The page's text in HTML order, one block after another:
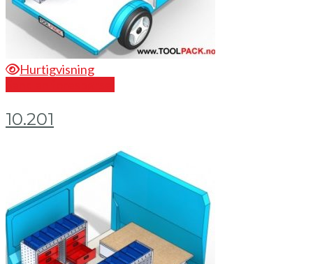
Hurtigvisning
10.201